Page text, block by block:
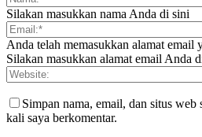
Silakan masukkan nama Anda di sini
Anda telah memasukkan alamat email
Silakan masukkan alamat email Anda
Simpan nama, email, dan situs
kali saya berkomentar.